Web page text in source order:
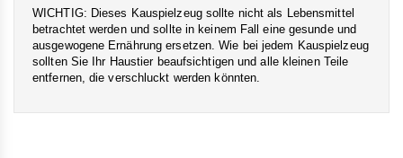
WICHTIG: Dieses Kauspielzeug sollte nicht als Lebensmittel
betrachtet werden und sollte in keinem Fall eine gesunde und
ausgewogene Ernährung ersetzen. Wie bei jedem Kauspielzeug
sollten Sie Ihr Haustier beaufsichtigen und alle kleinen Teile
entfernen, die verschluckt werden könnten.